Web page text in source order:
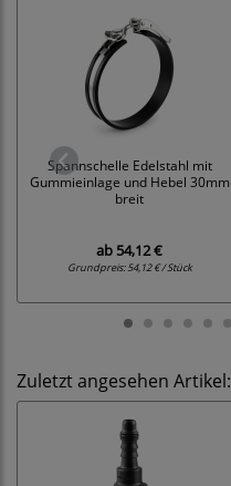
Spannschelle Edelstahl mit
Gummieinlage und Hebel 30mm
breit
ab 54,12 €
Grundpreis:54,12 € / Stück
Zuletzt angesehen Artikel: